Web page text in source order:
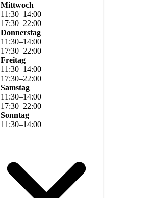
Mittwoch
11 :30–14:00
17:30–22:00
Donnerstag
11 :30–14:00
17:30–22:00
Freitag
11 :30–14:00
17:30–22:00
Samstag
11 :30–14:00
17:30–22:00
Sonntag
11 :30–14:00